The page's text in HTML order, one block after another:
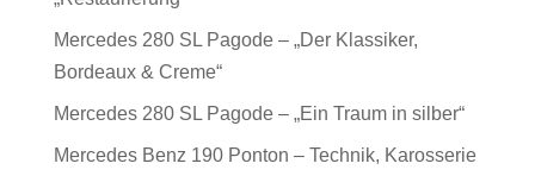
Mercedes 280 SL Pagode – „Der Klassiker,
Bordeaux & Creme“
Mercedes 280 SL Pagode – „Ein Traum in silber“
Mercedes Benz 190 Ponton – Technik, Karosserie